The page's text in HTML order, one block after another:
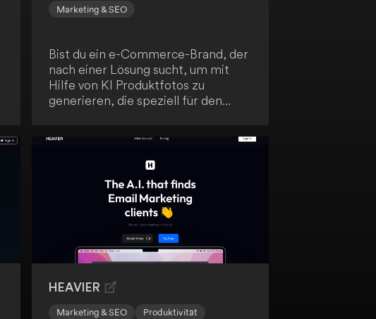
Marketing & SEO
Bist du ein e-Commerce-Brand, der
nach einer Lösung sucht, um mit
Hilfe von KI Produktfotos zu
generieren, die speziell für den
das Richtige für dich. Im Gegensatz
zu anderen KI-Modellen werden die
Produktbilder hier nicht verändert,
sondern mit dem CreatorKit
Diffusion Model erstellt.
HEAVIER
Marketing & SEO Produktivität